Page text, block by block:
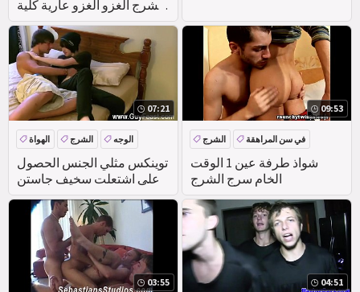
الشرج الغزو الغزو عارية كلية
مجانا للجميع مثلي الجنس بعد
07:21
توينكس مثلي الجنس الحصول
على اشتعلت سخيف جاستن
يقول انه & #039;مستقيم وهذا
الهواة الشرج الوجه
09:53
شواذ طرفة عين 1 الوقت
الخام سرج الشرج
الشرج
في سن المراهقة
HANDJOB
الديك
03:55 04:51